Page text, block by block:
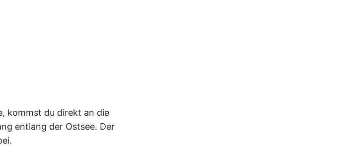
kommst du direkt an die
entlang der Ostsee. Der